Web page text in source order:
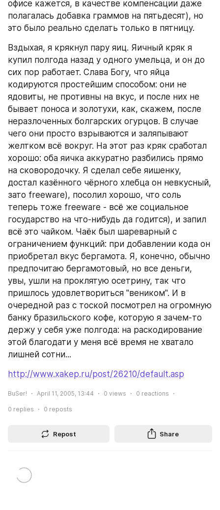
офисе кажется, в качестве компенсации даже
полагалась добавка граммов на пятьдесят), но
это было реально сделать только в пятницу.
Вздыхая, я крякнул пару яиц. Яичный кряк я
купил полгода назад у одного умельца, и он до
сих пор работает. Слава Богу, что яйца
кодируются простейшим способом: они не
ядовиты, не противны на вкус, и после них не
бывает поноса и золотухи, как, скажем, после
неразлоченных болгарских огурцов. В случае
чего они просто взрываются и заляпывают
желтком всё вокруг. Hа этот раз кряк сработал
хорошо: оба яичка аккуратно разбились прямо
на сковородочку. Я сделал себе яишенку,
достал казённого чёрного хлебца он невкусный,
зато freeware), посолил хорошо, что соль
теперь тоже freeware - всё же социальное
государство на что-нибудь да годится), и запил
всё это чайком. Чаёк был шареварный с
ограничением функций: при добавлении кода он
приобретал вкус бергамота. Я, конечно, обычно
предпочитаю бергамотовый, но все деньги,
увы, ушли на проклятую осетрину, так что
пришлось удовлетвориться "веником". И в
очередной раз с тоской посмотрел на огромную
банку бразильского кофе, которую я зачем-то
держу у себя уже полгода: на раскодирование
этой благодати у меня всё время не хватало
лишней сотни...
http://www.xakep.ru/post/26210/default.asp
BuSer! April 11, 2005, 13:44 0 views 0 reactions
0 replies 0 reposts
Repost Share